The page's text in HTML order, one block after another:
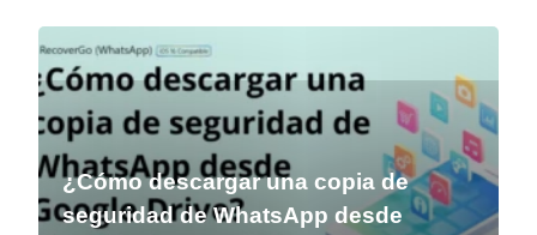
¿Cómo descargar una copia de
seguridad de WhatsApp desde